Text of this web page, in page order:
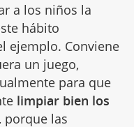
a los niños la
hábito
ejemplo. Conviene
un juego,
para que
limpiar bien los
, porque las